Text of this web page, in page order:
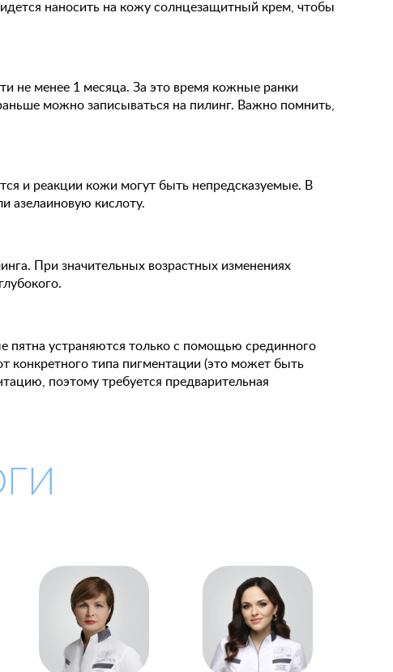
наносить на кожу солнцезащитный крем, чтобы
не менее 1 месяца. За это время кожные ранки
можно записываться на пилинг. Важно помнить,
и реакции кожи могут быть непредсказуемые. В
азелаиновую кислоту.
При значительных возрастных изменениях
устраняются только с помощью срединного
конкретного типа пигментации (это может быть
поэтому требуется предварительная